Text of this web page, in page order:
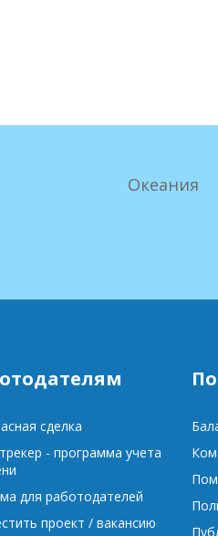
Океания
сделка
- программа учета
для работодателей
проект / вакансию